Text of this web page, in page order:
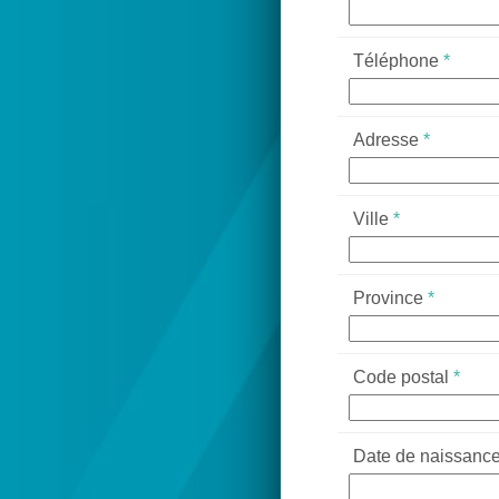
Téléphone *
Adresse *
Ville *
Province *
Code postal *
Date de